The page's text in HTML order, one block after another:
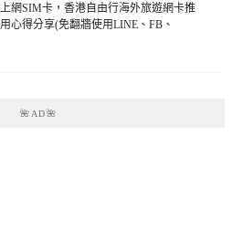
網SIM卡，香港自由行海外旅遊網卡推
心得分享(免翻牆使用LINE、FB、
🌺AD🌺